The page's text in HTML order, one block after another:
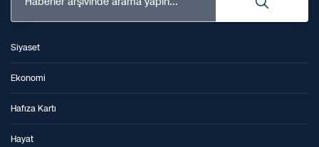
Siyaset
Ekonomi
Hafıza Kartı
Hayat